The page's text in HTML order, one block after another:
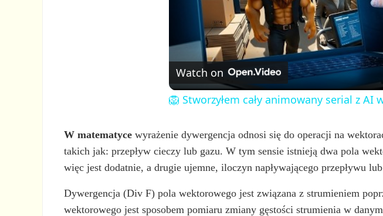
Watch on
🦁 Stworzyłem cały animowany serial z
W matematyce wyrażenie dywergencja odnosi się do operacji na
takich jak: przepływ cieczy lub gazu. W tym sensie istnieją dwa pola
więc jest dodatnie, a drugie ujemne, iloczyn napływającego przepływu
Dywergencja (Div F) pola wektorowego jest związana z strumieniem
wektorowego jest sposobem pomiaru zmiany gęstości strumienia w